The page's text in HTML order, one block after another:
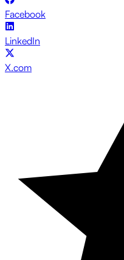
Facebook
LinkedIn
X.com